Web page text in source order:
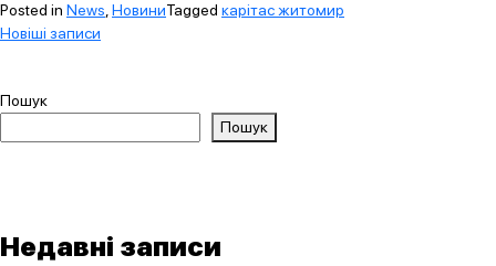
Posted in News НовиниTagged карітас житомир
Навігація
записами
Новіші записи
Пошук
Пошук
Недавні записи